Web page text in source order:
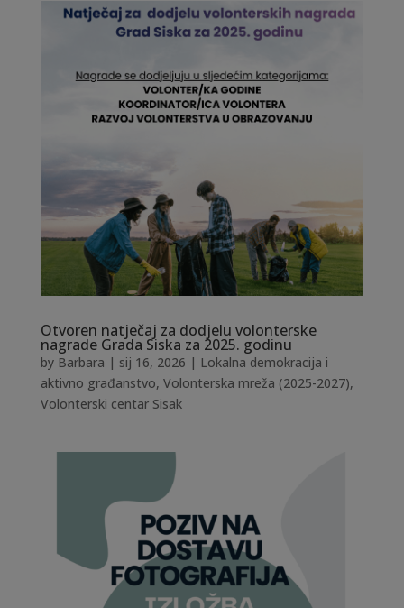
Otvoren natječaj za dodjelu volonterske
nagrade Grada Siska za 2025. godinu
by Barbara | sij 16, 2026 | Lokalna demokracija i
aktivno građanstvo, Volonterska mreža (2025-2027),
Volonterski centar Sisak